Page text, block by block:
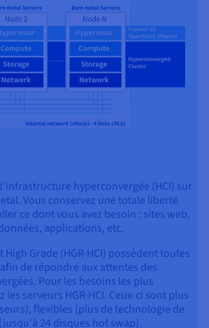
hyperconvergée (HCI) sur
Vous conservez une totale liberté
ce dont vous avez besoin : sites web,
données, applications, etc.
High Grade (HGR-HCI) possèdent toutes
de répondre aux attentes des
Pour les besoins les plus
serveurs HGR-HCI. Ceux-ci sont plus
flexibles (plus de technologie de
24 disques hot swap).